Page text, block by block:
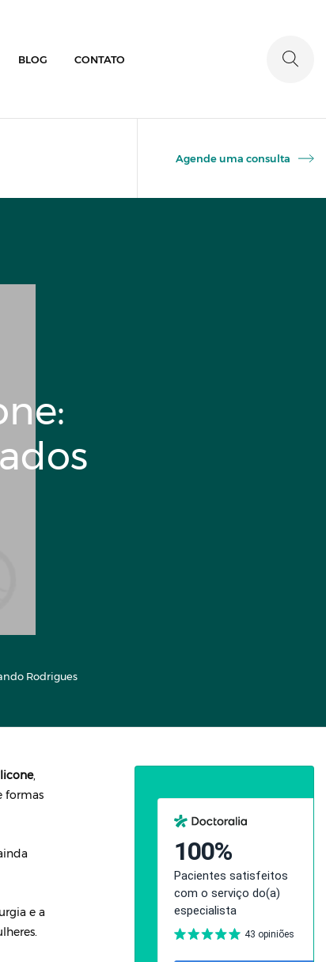
BLOG CONTATO
Agende uma consulta
Rodrigues
,
formas
e a